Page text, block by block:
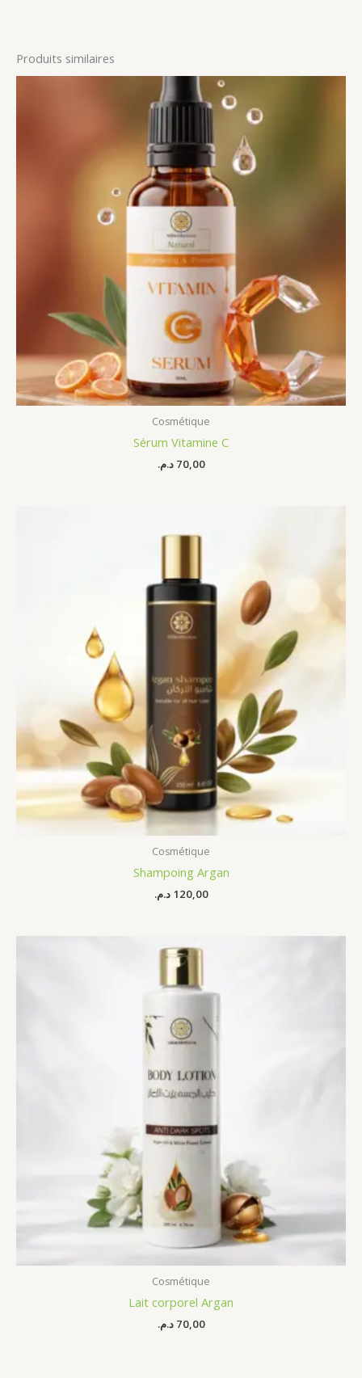
Produits similaires
Cosmétique
Sérum Vitamine C
70,00 د.م.
Cosmétique
Shampoing Argan
120,00 د.م.
Cosmétique
Lait corporel Argan
70,00 د.م.